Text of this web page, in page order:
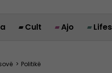
Cult Ajo
> Politikë